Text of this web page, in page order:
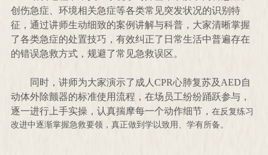
创伤急症、环境相关急症等各类常见突发状况的识别特
征，通过讲师生动细致的案例讲解与科普，大家清晰掌握
了各类急症的处置技巧，有效纠正了日常生活中普遍存在
的错误急救方式，规避了常见急救误区。
同时，讲师为大家演示了成人 CPR心肺复苏及AED自
动体外除颤器的标准使用流程，在场员工纷纷踊跃参与，
逐一进行上手实操，认真揣摩每一个动作细节， 在反复练习
改进中逐渐掌握急救要领，真正做到学以致用、学有所备。